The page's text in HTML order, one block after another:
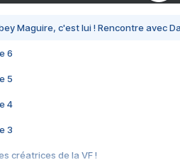
Maguire, c'est lui ! Rencontre avec
6
5
4
3
créatrices de la VF !